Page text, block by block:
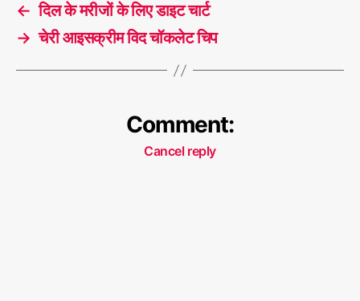
← दिल के मरीजों के लिए डाइट चार्ट
→ चेरी आइसक्रीम विद चॉकलेट चिप
Comment:
Cancel reply